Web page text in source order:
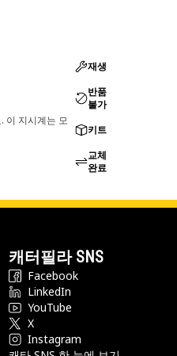
이 지시계는 모
재생
반품
불가
키트
교체
완료
캐터필라 SNS
Facebook
LinkedIn
YouTube
X
Instagram